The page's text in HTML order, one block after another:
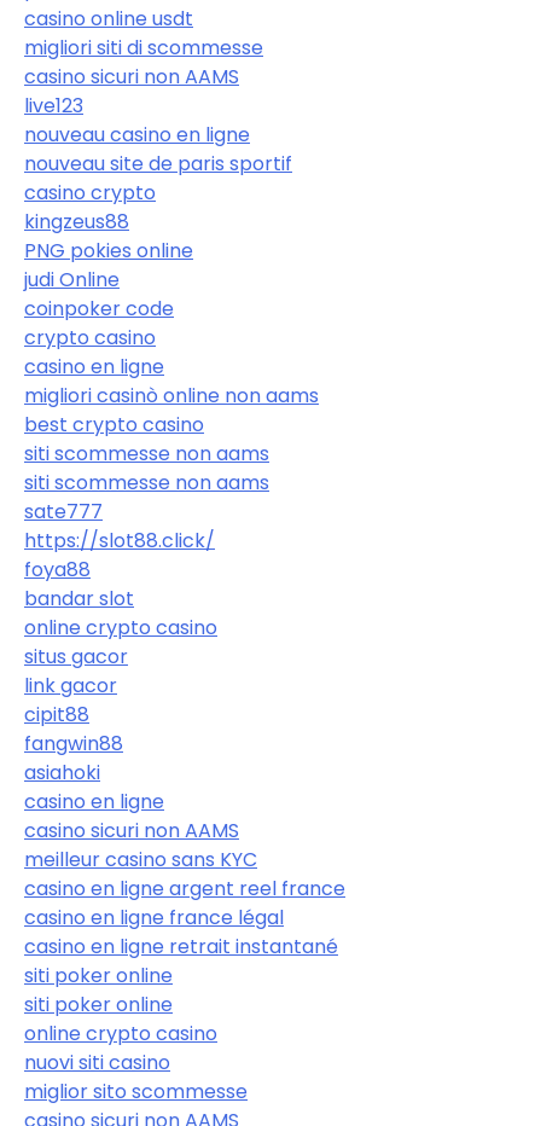
casino online usdt
migliori siti di scommesse
casino sicuri non AAMS
live123
nouveau casino en ligne
nouveau site de paris sportif
casino crypto
kingzeus88
PNG pokies online
judi Online
coinpoker code
crypto casino
casino en ligne
migliori casinò online non aams
best crypto casino
siti scommesse non aams
siti scommesse non aams
sate777
https://slot88.click/
foya88
bandar slot
online crypto casino
situs gacor
link gacor
cipit88
fangwin88
asiahoki
casino en ligne
casino sicuri non AAMS
meilleur casino sans KYC
casino en ligne argent reel france
casino en ligne france légal
casino en ligne retrait instantané
siti poker online
siti poker online
online crypto casino
nuovi siti casino
miglior sito scommesse